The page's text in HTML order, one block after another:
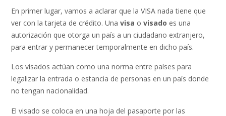
En primer lugar, vamos a aclarar que la VISA nada tiene que
ver con la tarjeta de crédito. Una visa o visado es una
autorización que otorga un país a un ciudadano extranjero,
para entrar y permanecer temporalmente en dicho país.
Los visados actúan como una norma entre países para
legalizar la entrada o estancia de personas en un país donde
no tengan nacionalidad.
El visado se coloca en una hoja del pasaporte por las